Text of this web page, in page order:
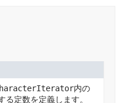
内の
定数を定義します。